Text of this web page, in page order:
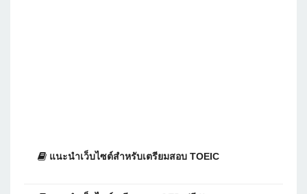
แนะนำเว็บไซต์สำหรับเตรียมสอบ TOEIC